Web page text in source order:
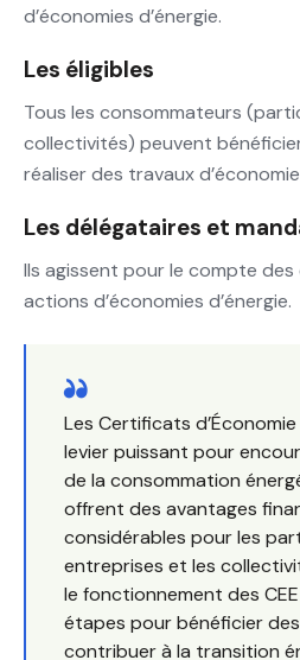
d’économies d’énergie.
Les éligibles
Tous les consommateurs
collectivités) peuvent
réaliser des travaux d’économie
Les délégataires et
Ils agissent pour le compte
actions d’économies d’énergie.
Les Certificats
levier puissant pour
de la consommation
offrent des avantages
considérables pour les
entreprises et les
le fonctionnement des
étapes pour bénéficier
contribuer à la transition